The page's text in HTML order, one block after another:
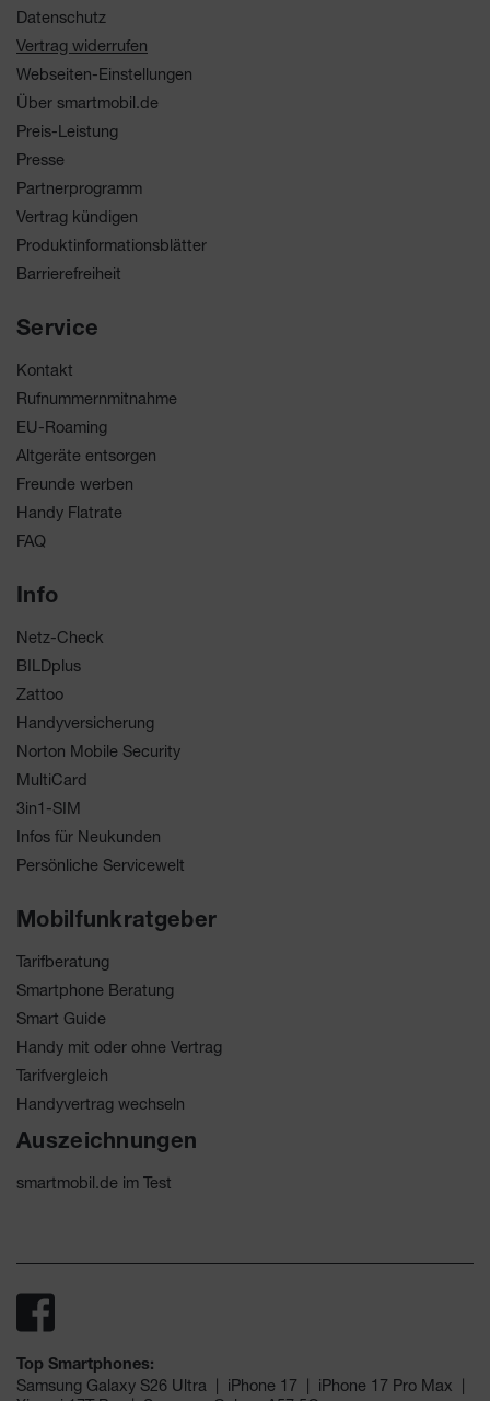
Datenschutz
Vertrag widerrufen
Webseiten-Einstellungen
Über smartmobil.de
Preis-Leistung
Presse
Partnerprogramm
Vertrag kündigen
Produktinformationsblätter
Barrierefreiheit
Service
Kontakt
Rufnummernmitnahme
EU-Roaming
Altgeräte entsorgen
Freunde werben
Handy Flatrate
FAQ
Info
Netz-Check
BILDplus
Zattoo
Handyversicherung
Norton Mobile Security
MultiCard
3in1-SIM
Infos für Neukunden
Persönliche Servicewelt
Mobilfunkratgeber
Tarifberatung
Smartphone Beratung
Smart Guide
Handy mit oder ohne Vertrag
Tarifvergleich
Handyvertrag wechseln
Auszeichnungen
smartmobil.de im Test
Top Smartphones:
Samsung Galaxy S26 Ultra iPhone 17 iPhone 17 Pro Max